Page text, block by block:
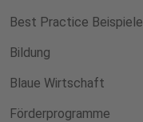
Best Practice Beispiele
Bildung
Blaue Wirtschaft
Förderprogramme